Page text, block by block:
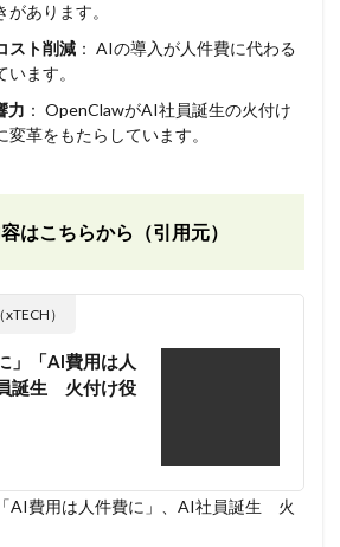
あります。
スト削減 ： AIの導入が人件費に代わる
ます。
力 ： OpenClawがAI社員誕生の火付け
革をもたらしています。
はこちらから（引用元）
）
」「AI費用は人
誕生 火付け役
AI費用は人件費に」、AI社員誕生 火